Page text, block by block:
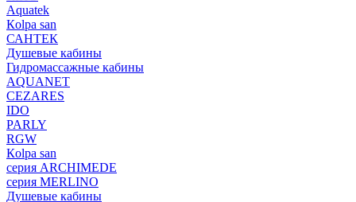
Аquatek
Кolpa san
САНТЕК
Душевые кабины
Гидромассажные кабины
AQUANET
CEZARES
IDO
PARLY
RGW
Кolpa san
серия ARCHIMEDE
серия MERLINO
Душевые кабины